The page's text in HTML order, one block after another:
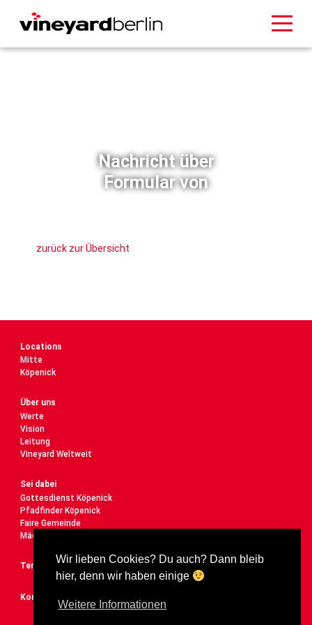
Wir lieben Cookies? Du auch? Dann bleib
hier, denn wir haben einige
Weitere Informationen
Nachricht über
Formular von
zurück zur Übersicht
Locations
Mitte
Köpenick
Über uns
Werte
Vision
Leitung
Vineyard Weltweit
Sei dabei
Gottesdienst Köpenick
Pfadfinder Köpenick
Faire Gemeinde
Mädelstreff
Termine
Kontakt